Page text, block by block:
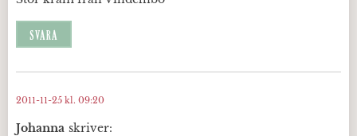
SVARA
Johanna skriver:
2011-11-25 kl. 09:20